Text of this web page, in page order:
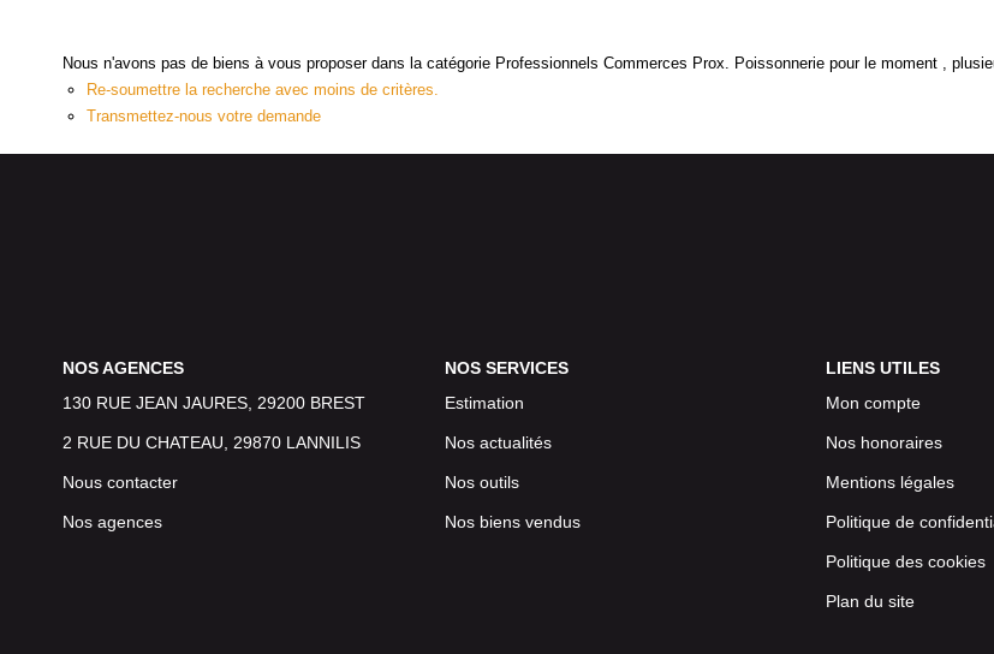
Nous n'avons pas de biens à vous proposer dans la catégorie Professionnels Commerces Prox. Poissonnerie pour le moment ,
Re-soumettre la recherche avec moins de critères.
Transmettez-nous votre demande
NOS AGENCES
130 RUE JEAN JAURES, 29200 BREST
2 RUE DU CHATEAU, 29870 LANNILIS
Nous contacter
Nos agences
NOS SERVICES
Estimation
Nos actualités
Nos outils
Nos biens vendus
LIENS UTILES
Mon compte
Nos honoraires
Mentions légales
Politique de
Politique des cookies
Plan du site